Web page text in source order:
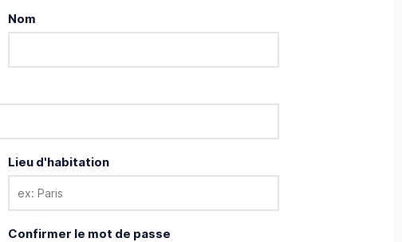
Nom
Lieu d'habitation
Confirmer le mot de passe